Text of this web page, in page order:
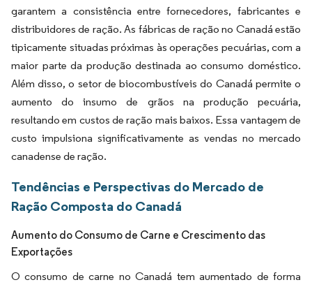
garantem a consistência entre fornecedores, fabricantes e
distribuidores de ração. As fábricas de ração no Canadá estão
tipicamente situadas próximas às operações pecuárias, com a
maior parte da produção destinada ao consumo doméstico.
Além disso, o setor de biocombustíveis do Canadá permite o
aumento do insumo de grãos na produção pecuária,
resultando em custos de ração mais baixos. Essa vantagem de
custo impulsiona significativamente as vendas no mercado
canadense de ração.
Tendências e Perspectivas do Mercado de
Ração Composta do Canadá
Aumento do Consumo de Carne e Crescimento das
Exportações
O consumo de carne no Canadá tem aumentado de forma